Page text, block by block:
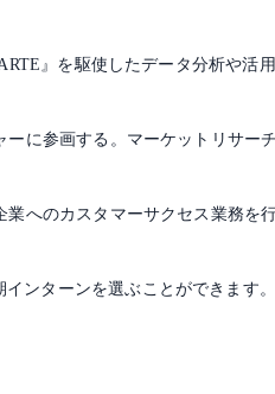
』を駆使したデータ分析や活
に参画する。マーケットリサー
業へのカスタマーサクセス業務を
ンターンを選ぶことができます。